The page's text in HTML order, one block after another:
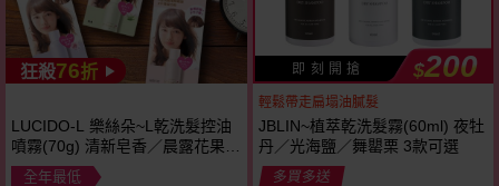
狂殺76折
LUCIDO-L 樂絲朵~L乾洗髮控油
噴霧(70g) 清新皂香／晨露花果／
淨澈玫瑰／清澄白茶 款式可選
全年最低
即 刻 開 搶 $200
輕鬆帶走扁塌油膩髮
JBLIN~植萃乾洗髮霧(60ml) 夜牡
丹／光海鹽／舞罌栗 3款可選
多買多送